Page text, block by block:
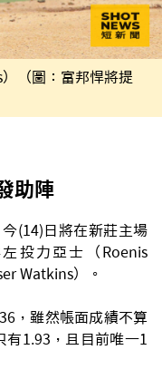
（圖：富邦悍將提
助陣
(14)日將在新莊主場
投力亞士（Roenis
Watkins）。
，雖然帳面成績不算
1.93，且目前唯一1